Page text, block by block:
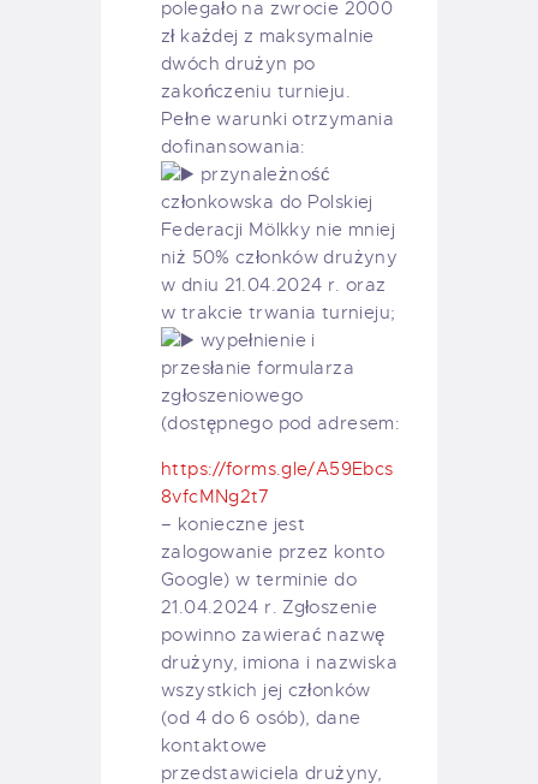
polegało na zwrocie 2000
zł każdej z maksymalnie
dwóch drużyn po
zakończeniu turnieju.
Pełne warunki otrzymania
dofinansowania:
przynależność
członkowska do Polskiej
Federacji Mölkky nie mniej
niż 50% członków drużyny
w dniu 21.04.2024 r. oraz
w trakcie trwania turnieju;
wypełnienie i
przesłanie formularza
zgłoszeniowego
(dostępnego pod adresem:
https://forms.gle/A59Ebcs
8vfcMNg2t7
– konieczne jest
zalogowanie przez konto
Google) w terminie do
21.04.2024 r. Zgłoszenie
powinno zawierać nazwę
drużyny, imiona i nazwiska
wszystkich jej członków
(od 4 do 6 osób), dane
kontaktowe
przedstawiciela drużyny,